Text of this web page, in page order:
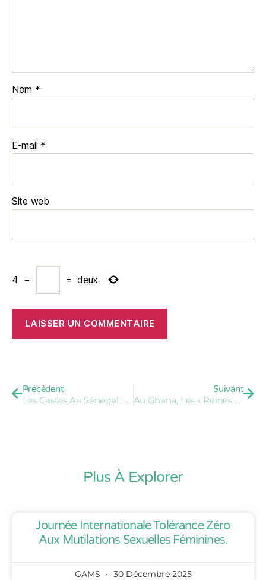
Nom *
E-mail *
Site web
4 − = deux
Précédent Suivant
Plus À Explorer
Journée Internationale Tolérance Zéro
Aux Mutilations Sexuelles Féminines.
GAMS 30 Décembre 2025